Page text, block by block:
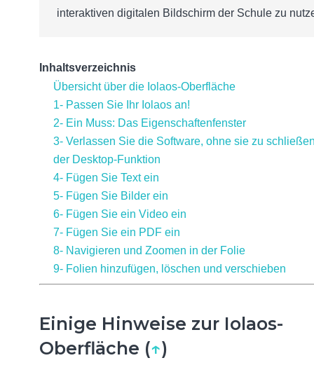
interaktiven digitalen Bildschirm der Schule zu
Inhaltsverzeichnis
Übersicht über die Iolaos-Oberfläche
1- Passen Sie Ihr Iolaos an!
2- Ein Muss: Das Eigenschaftenfenster
3- Verlassen Sie die Software, ohne sie zu
der Desktop-Funktion
4- Fügen Sie Text ein
5- Fügen Sie Bilder ein
6- Fügen Sie ein Video ein
7- Fügen Sie ein PDF ein
8- Navigieren und Zoomen in der Folie
9- Folien hinzufügen, löschen und verschieben
Einige Hinweise zur Iolaos-
Oberfläche (↑)